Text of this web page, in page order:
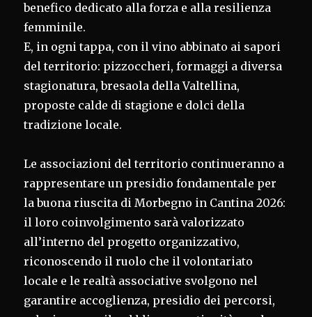
benefico dedicato alla forza e alla resilienza
femminile.
E, in ogni tappa, con il vino abbinato ai sapori
del territorio: pizzoccheri, formaggi a diversa
stagionatura, bresaola della Valtellina,
proposte calde di stagione e dolci della
tradizione locale.
Le associazioni del territorio continueranno a
rappresentare un presidio fondamentale per
la buona riuscita di Morbegno in Cantina 2026:
il loro coinvolgimento sarà valorizzato
all’interno del progetto organizzativo,
riconoscendo il ruolo che il volontariato
locale e le realtà associative svolgono nel
garantire accoglienza, presidio dei percorsi,